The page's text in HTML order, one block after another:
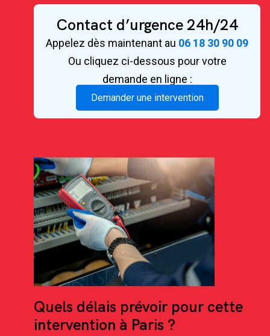
Contact d’urgence 24h/24
Appelez dès maintenant au 06 18 30 90 09
Ou cliquez ci-dessous pour votre
demande en ligne :
Demander une intervention
Quels délais prévoir pour cette
intervention à Paris ?